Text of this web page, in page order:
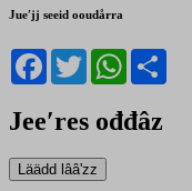
Jueʹjj seeid ooudårra
Facebook
TwitterWhatsApp
Jeeʹres ođđâz